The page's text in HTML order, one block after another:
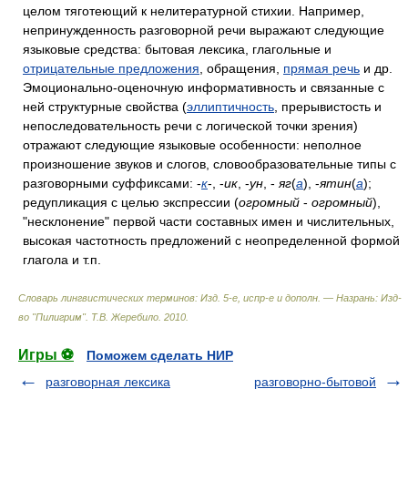
целом тяготеющий к нелитературной стихии. Например,
непринужденность разговорной речи выражают следующие
языковые средства: бытовая лексика, глагольные и
отрицательные предложения , обращения, прямая речь и др.
Эмоционально-оценочную информативность и связанные с
ней структурные свойства (эллиптичность , прерывистость и
непоследовательность речи с логической точки зрения)
отражают следующие языковые особенности: неполное
произношение звуков и слогов, словообразовательные типы с
разговорными суффиксами: -к-, -ик , -ун , - яг(а), -ятин(а);
редупликация с целью экспрессии (огромный - огромный),
"несклонение" первой части составных имен и числительных,
высокая частотность предложений с неопределенной формой
глагола и т.п.
Словарь лингвистических терминов: Изд. 5-е, испр-е и дополн. — Назрань: Изд-
во "Пилигрим". Т.В. Жеребило 2010
Игры ⚽
Поможем сделать НИР
разговорная лексика
разговорно-бытовой